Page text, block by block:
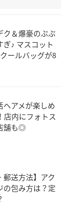
ク＆爆豪のぷぷ
ぎ♪ マスコット
ールバッグが8
ヘアメが楽しめ
店内にフォトス
舗も◎
郵送方法】アク
の包み方は？定